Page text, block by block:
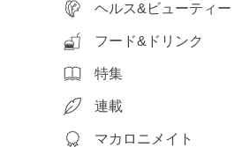
ヘルス&ビューティー
フード&ドリンク
特集
連載
マカロニメイト